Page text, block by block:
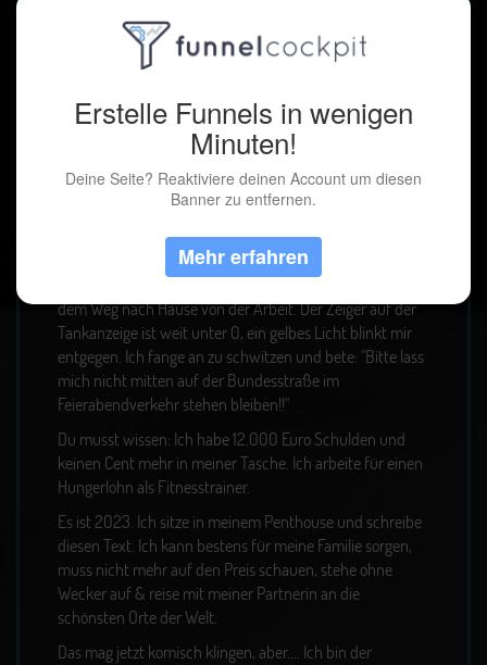
Servus, ich bin Lukas Lindler.
Es ist 2019. Ich sitze in meinem weißen 3-er BMW auf
dem Weg nach Hause von der Arbeit. Der Zeiger auf der
Tankanzeige ist weit unter 0, ein gelbes Licht blinkt mir
entgegen. Ich fange an zu schwitzen und bete: "Bitte lass
mich nicht mitten auf der Bundesstraße im
Feierabendverkehr stehen bleiben!!"
Du musst wissen: Ich habe 12.000 Euro Schulden und
keinen Cent mehr in meiner Tasche. Ich arbeite für einen
Hungerlohn als Fitnesstrainer.
Es ist 2023. Ich sitze in meinem Penthouse und schreibe
diesen Text. Ich kann bestens für meine Familie sorgen,
muss nicht mehr auf den Preis schauen, stehe ohne
Wecker auf & reise mit meiner Partnerin an die
schönsten Orte der Welt.
Das mag jetzt komisch klingen, aber.... Ich bin der
Erstelle Funnels in wenigen
Minuten!
Deine Seite? Reaktiviere deinen Account um diesen
Banner zu entfernen.
Mehr erfahren